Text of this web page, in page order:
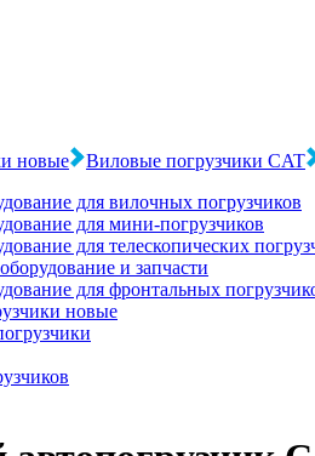
новые
Виловые погрузчики CAT
для вилочных погрузчиков
для мини-погрузчиков
для телескопических
и запчасти
для фронтальных
новые